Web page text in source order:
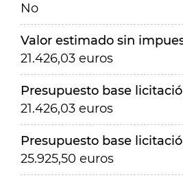
No
Valor estimado sin
21.426,03 euros
Presupuesto base
21.426,03 euros
Presupuesto base
25.925,50 euros